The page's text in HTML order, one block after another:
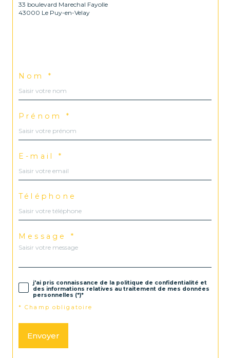
33 boulevard Marechal Fayolle
43000 Le Puy-en-Velay
Nom *
Prénom *
E-mail *
Téléphone
Message *
j'ai pris connaissance de la politique de confidentialité et
des informations relatives au traitement de mes données
personnelles (*)*
* Champ obligatoire
Envoyer